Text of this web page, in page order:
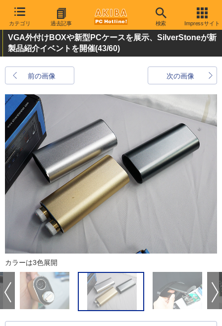
カテゴリ 過去記事 検索 Impressサイト
VGA外付けBOXや新型PCケースを展示、SilverStoneが新
製品紹介イベントを開催(43/60)
前の画像 次の画像
カラーは3色展開